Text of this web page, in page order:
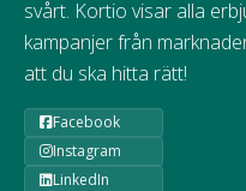
svårt. Kortio visar alla
kampanjer från
att du ska hitta rätt!
Facebook
Instagram
LinkedIn